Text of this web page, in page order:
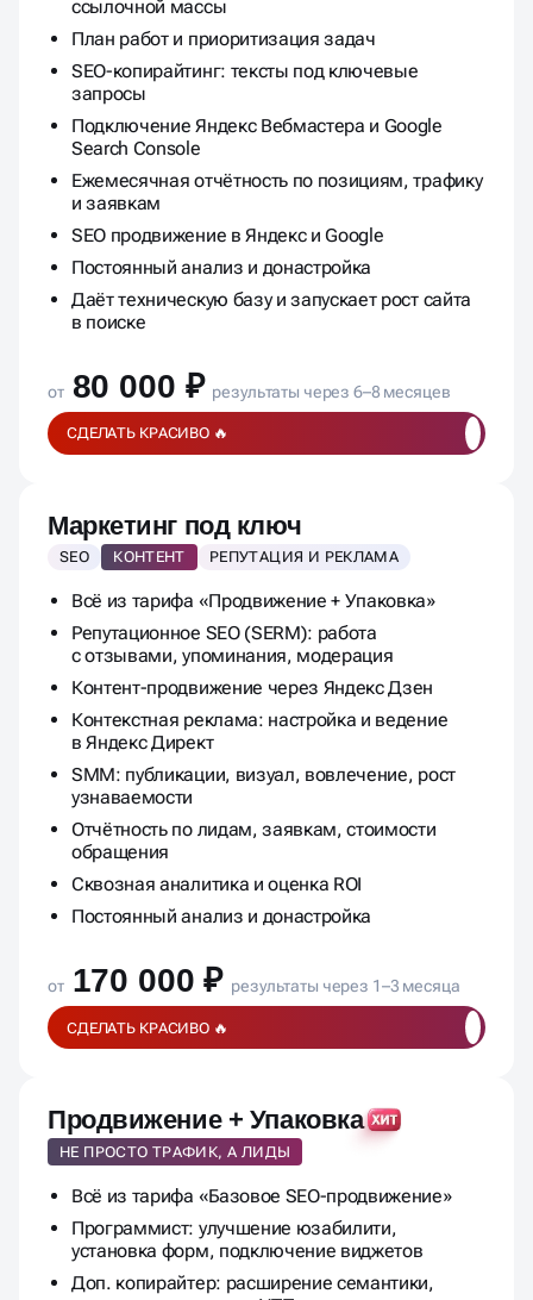
Внешняя оптимизация: наращивание
ссылочной массы
План работ и приоритизация задач
SEO-копирайтинг: тексты под ключевые
запросы
Подключение Яндекс Вебмастера и Google
Search Console
Ежемесячная отчётность по позициям, трафику
и заявкам
SEO продвижение в Яндекс и Google
Постоянный анализ и донастройка
Даёт техническую базу и запускает рост сайта
от 80 000 ₽ результаты через 6–8 месяцев
Маркетинг под ключ
SEO КОНТЕНТ РЕПУТАЦИЯ И РЕКЛАМА
Всё из тарифа «Продвижение + Упаковка»
Репутационное SEO (SERM): работа
с отзывами, упоминания, модерация
Контент-продвижение через Яндекс Дзен
Контекстная реклама: настройка и ведение
в Яндекс Директ
SMM: публикации, визуал, вовлечение, рост
узнаваемости
Отчётность по лидам, заявкам, стоимости
обращения
Сквозная аналитика и оценка ROI
от 170 000 ₽
Продвижение + Упаковка
НЕ ПРОСТО ТРАФИК, А ЛИДЫ
Всё из тарифа «Базовое SEO-продвижение»
Программист: улучшение юзабилити,
установка форм, подключение виджетов